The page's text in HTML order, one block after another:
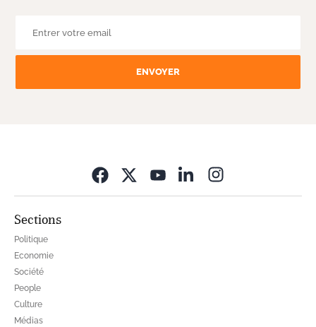
ENVOYER
Sections
Politique
Economie
Société
People
Culture
Médias